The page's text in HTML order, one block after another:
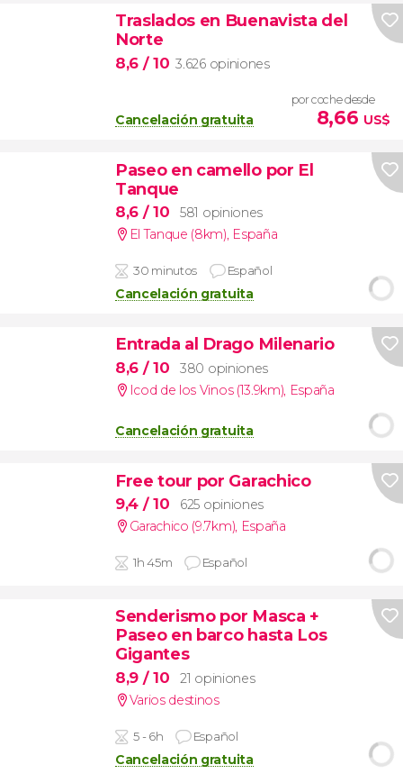
Traslados en Buenavista del
Norte
8,6 / 10 3.626 opiniones
Cancelación gratuita
por coche desde
8,66 US$
Paseo en camello por El
Tanque
8,6 / 10
581 opiniones
El Tanque (8km), España
30 minutos Español
Cancelación gratuita
Entrada al Drago Milenario
8,6 / 10
380 opiniones
Icod de los Vinos (13.9km), España
Cancelación gratuita
Free tour por Garachico
9,4 / 10
625 opiniones
Garachico (9.7km), España
1h 45m Español
Senderismo por Masca +
Paseo en barco hasta Los
Gigantes
8,9 / 10
21 opiniones
Varios destinos
5 - 6h Español
Cancelación gratuita